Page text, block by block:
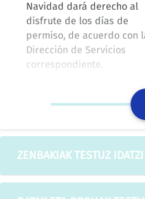
Navidad dará derecho al
disfrute de los días de
permiso, de acuerdo con
Dirección de Servicios
correspondiente.
IZOko
ZENBAKIAK TESTUZ IDATZI